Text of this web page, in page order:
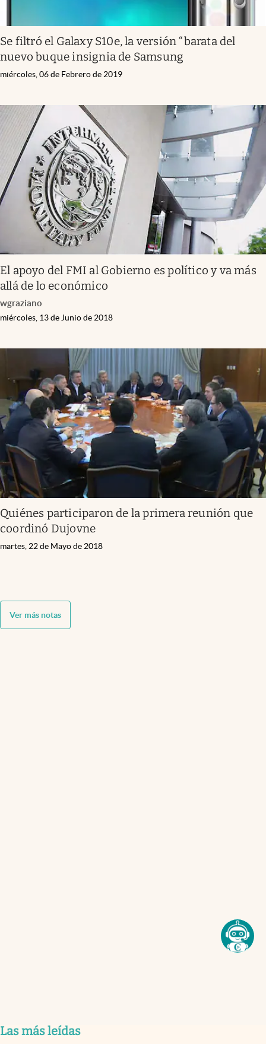
Se filtró el Galaxy S10e, la versión “barata del
nuevo buque insignia de Samsung
miércoles, 06 de Febrero de 2019
El apoyo del FMI al Gobierno es político y va más
allá de lo económico
wgraziano
miércoles, 13 de Junio de 2018
Quiénes participaron de la primera reunión que
coordinó Dujovne
martes, 22 de Mayo de 2018
Ver más notas
Las más leídas